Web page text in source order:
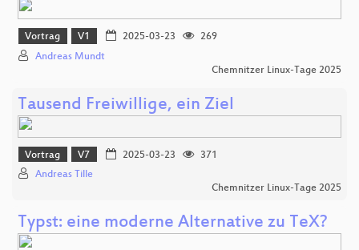
Vortrag V1 2025-03-23
269
Andreas Mundt
Chemnitzer Linux-Tage 2025
Tausend Freiwillige, ein Ziel
Vortrag V7 2025-03-23
371
Andreas Tille
Chemnitzer Linux-Tage 2025
Typst: eine moderne Alternative zu TeX?